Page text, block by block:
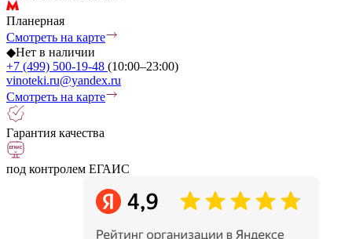
Планерная
Смотреть на карте
◆Нет в наличии
+7 (499) 500-19-48 (10:00–23:00)
vinoteki.ru@yandex.ru
Смотреть на карте
Гарантия качества
под контролем ЕГАИС